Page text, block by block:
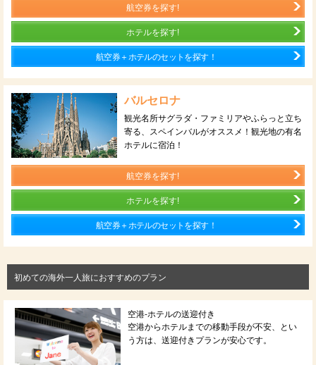
航空券を探す!
ホテルを探す!
航空券＋ホテルのセットを探す！
バルセロナ
観光名所サグラダ・ファミリアやふらっと立ち
寄る、スペインバルがオススメ！観光地の有名
ホテルに宿泊！
航空券を探す!
ホテルを探す!
航空券＋ホテルのセットを探す！
初めての海外一人旅におすすめのプラン
空港-ホテルの送迎付き
空港からホテルまでの移動手段が不安、とい
う方は、送迎付きプランが安心です。